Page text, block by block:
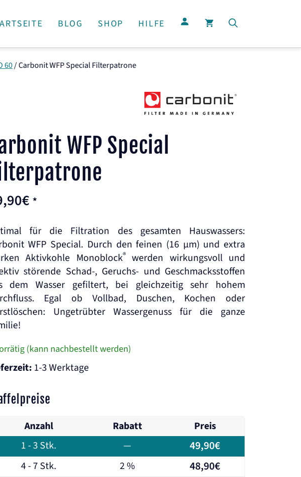
BLOG SHOP HILFE
60/Carbonit WFP Special Filterpatrone
WFP Special
€ *
für die Filtration des gesamten Hauswassers:
WFP Special. Durch den feinen (16 µm) und extra
Aktivkohle Monoblock®werden wirkungsvoll und
störende Schad-, Geruchs- und Geschmacksstoffen
dem Wasser gefiltert, bei gleichzeitig sehr hohem
Egal ob Vollbad, Duschen, Kochen oder
Ungetrübter Wassergenuss für die ganze
(kann nachbestellt werden)
1-3 Werktage
Anzahl Rabatt
Preis
1 - 3 Stk. — 49,90€
4 - 7 Stk. 2 % 48,90€
Filterpatrone